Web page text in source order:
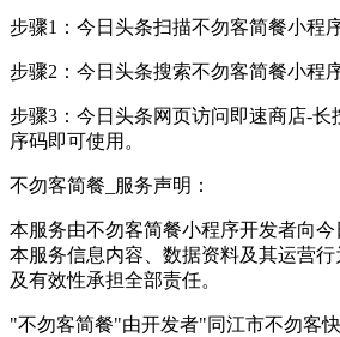
步骤1：今日头条扫描不勿客简餐小程
步骤2：今日头条搜索不勿客简餐小程
步骤3：今日头条网页访问即速商店-长
序码即可使用。
不勿客简餐_服务声明：
本服务由不勿客简餐小程序开发者向
本服务信息内容、数据资料及其运营
及有效性承担全部责任。
"不勿客简餐"由开发者"同江市不勿客